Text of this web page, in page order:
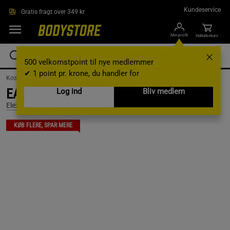
Gratis fragt over 349 kr Kundeservice
Min profil
500 velkomstpoint til nye medlemmer
✔ 1 point pr. krone, du handler for
Log ind
Bliv medlem
Indkøbskurv
Kosttilskud / Aminosyrer / EAA
EAA Äpple 300 gram
Elexir Pharma
KØB FLERE, SPAR MERE